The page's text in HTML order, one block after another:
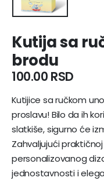
Kutija sa
brodu
100.00 RSD
Kutijice sa ručkom
proslavu! Bilo da ih
slatkiše, sigurno će
Zahvaljujući
personalizovanog
jednostavnosti i